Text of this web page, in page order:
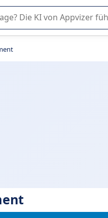
Appvizer führt Sie bei der